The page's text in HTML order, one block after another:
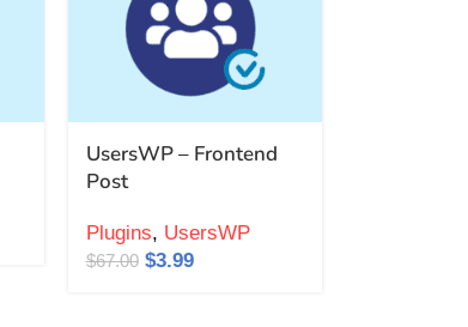
UsersWP – Frontend
Post
Plugins, UsersWP
$67.00 $3.99